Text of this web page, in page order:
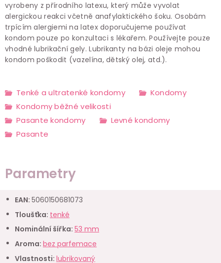
vyrobeny z přírodního latexu, který může vyvolat
alergickou reakci včetně anafylaktického šoku. Osobám
trpícím alergiemi na latex doporučujeme používat
kondom pouze po konzultaci s lékařem. Používejte pouze
vhodné lubrikační gely. Lubrikanty na bázi oleje mohou
kondom poškodit (vazelína, dětský olej, atd.).
Tenké a ultratenké kondomy
Kondomy
Kondomy běžné velikosti
Pasante kondomy
Levné kondomy
Pasante
Parametry
EAN: 5060150681073
Tloušťka: tenké
Nominální šířka: 53 mm
Aroma: bez parfemace
Vlastnosti: lubrikovaný